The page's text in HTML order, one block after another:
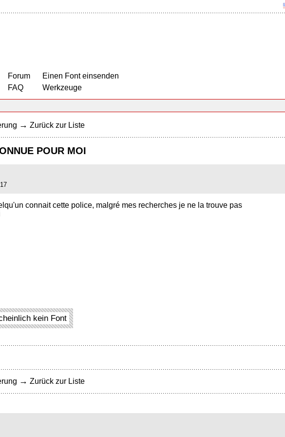
Forum
FAQ
Einen Font einsenden
Werkzeuge
→ Zurück zur Liste
POUR MOI
connait cette police, malgré mes recherches je ne la trouve pas
kein Font
→ Zurück zur Liste